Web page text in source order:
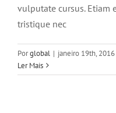
vulputate cursus. Etiam
tristique nec
Porglobal | janeiro 19th, 2016
Ler Mais